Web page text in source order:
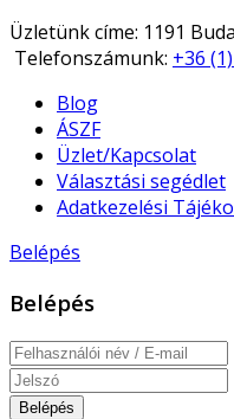
Üzletünk címe: 1191
Telefonszámunk: +36
Blog
ÁSZF
Üzlet/Kapcsolat
Választási segédlet
Adatkezelési
Belépés
Belépés
Belépés